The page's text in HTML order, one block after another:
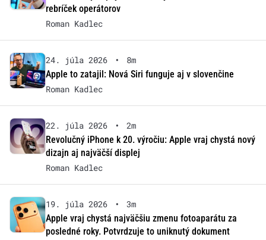
rebríček operátorov
Roman Kadlec
24. júla 2026 •
8m
Apple to zatajil: Nová Siri funguje aj v slovenčine
Roman Kadlec
22. júla 2026 •
2m
Revolučný iPhone k 20. výročiu: Apple vraj chystá nový
dizajn aj najväčší displej
Roman Kadlec
19. júla 2026 •
3m
Apple vraj chystá najväčšiu zmenu fotoaparátu za
posledné roky. Potvrdzuje to uniknutý dokument